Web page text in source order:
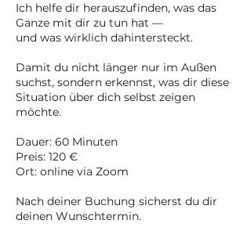
Ich helfe dir herauszufinden, was das
Ganze mit dir zu tun hat —
und was wirklich dahintersteckt.
Damit du nicht länger nur im Außen
suchst, sondern erkennst, was dir diese
Situation über dich selbst zeigen
möchte.
Dauer: 60 Minuten
Preis: 120 €
Ort: online via Zoom
Nach deiner Buchung sicherst du dir
deinen Wunschtermin.